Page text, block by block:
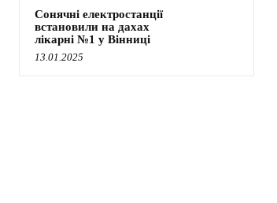
Сонячні електростанції
встановили на дахах
лікарні №1 у Вінниці
13.01.2025